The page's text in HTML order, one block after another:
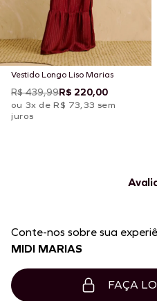
Vestido Longo Liso Marias
R$ 439,99R$ 220,00
ou 3x de R$ 73,33 sem
juros
Conte-nos sobre sua
MIDI MARIAS
FAÇA